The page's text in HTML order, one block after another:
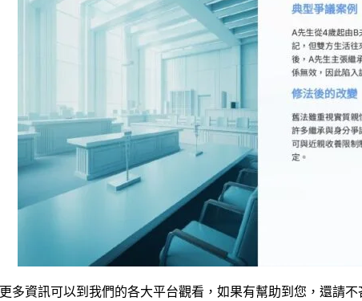
更多資訊可以到我們的各大平台觀看，如果有幫助到您，還請